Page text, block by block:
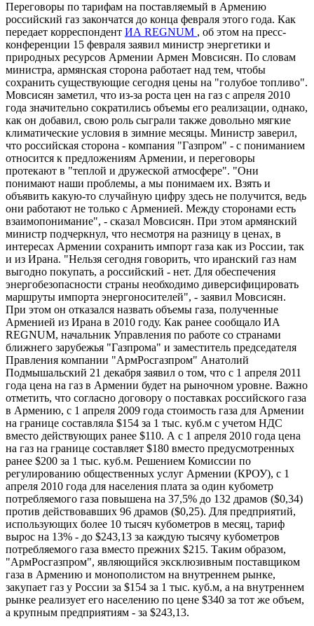
Переговоры по тарифам на поставляемый в Армению
российский газ закончатся до конца февраля этого года. Как
передает корреспондент ИА REGNUM , об этом на пресс-
конференции 15 февраля заявил министр энергетики и
природных ресурсов Армении Армен Мовсисян. По словам
министра, армянская сторона работает над тем, чтобы
сохранить существующие сегодня цены на "голубое топливо".
Мовсисян заметил, что из-за роста цен на газ с апреля 2010
года значительно сократились объемы его реализации, однако,
как он добавил, свою роль сыграли также довольно мягкие
климатические условия в зимние месяцы. Министр заверил,
что российская сторона - компания "Газпром" - с пониманием
относится к предложениям Армении, и переговоры
протекают в "теплой и дружеской атмосфере". "Они
понимают наши проблемы, а мы понимаем их. Взять и
объявить какую-то случайную цифру здесь не получится, ведь
они работают не только с Арменией. Между сторонами есть
взаимопонимание", - сказал Мовсисян. При этом армянский
министр подчеркнул, что несмотря на разницу в ценах, в
интересах Армении сохранить импорт газа как из России, так
и из Ирана. "Нельзя сегодня говорить, что иранский газ нам
выгодно покупать, а российский - нет. Для обеспечения
энергобезопасности страны необходимо диверсифицировать
маршруты импорта энергоносителей", - заявил Мовсисян.
При этом он отказался назвать объемы газа, полученные
Арменией из Ирана в 2010 году. Как ранее сообщало ИА
REGNUM, начальник Управления по работе со странами
ближнего зарубежья "Газпрома" и заместитель председателя
Правления компании "АрмРосгазпром" Анатолий
Подмышальский 21 декабря заявил о том, что с 1 апреля 2011
года цена на газ в Армении будет на рыночном уровне. Важно
отметить, что согласно договору о поставках российского газа
в Армению, с 1 апреля 2009 года стоимость газа для Армении
на границе составляла $154 за 1 тыс. куб.м с учетом НДС
вместо действующих ранее $110. А с 1 апреля 2010 года цена
на газ на границе составляет $180 вместо предусмотренных
ранее $200 за 1 тыс. куб.м. Решением Комиссии по
регулированию общественных услуг Армении (КРОУ), с 1
апреля 2010 года для населения плата за один кубометр
потребляемого газа повышена на 37,5% до 132 драмов ($0,34)
против действовавших 96 драмов ($0,25). Для предприятий,
использующих более 10 тысяч кубометров в месяц, тариф
вырос на 13% - до $243,13 за каждую тысячу кубометров
потребляемого газа вместо прежних $215. Таким образом,
"АрмРосгазпром", являющийся эксклюзивным поставщиком
газа в Армению и монополистом на внутреннем рынке,
закупает газ у России за $154 за 1 тыс. куб.м, а на внутреннем
рынке реализует его населению по цене $340 за тот же объем,
а крупным предприятиям - за $243,13.